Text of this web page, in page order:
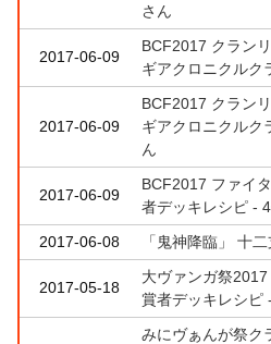
さん
2017-06-09
BCF2017 クラン
ギアクロニクルク
2017-06-09
BCF2017 クラン
ギアクロニクルク
ん
2017-06-09
BCF2017 ファイ
者デッキレシピ -
2017-06-08
「鬼神降臨」 十
2017-05-18
大ヴァンガ祭
賞者デッキレシピ
みにヴぁんが祭ク